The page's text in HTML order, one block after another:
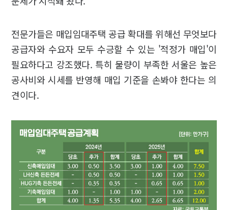
전문가들은 매입임대주택 공급 확대를 위해선 무엇보다
공급자와 수요자 모두 수긍할 수 있는 '적정가 매입'이
필요하다고 강조했다. 특히 물량이 부족한 서울은 높은
공사비와 시세를 반영해 매입 기준을 손봐야 한다는 의
견이다.